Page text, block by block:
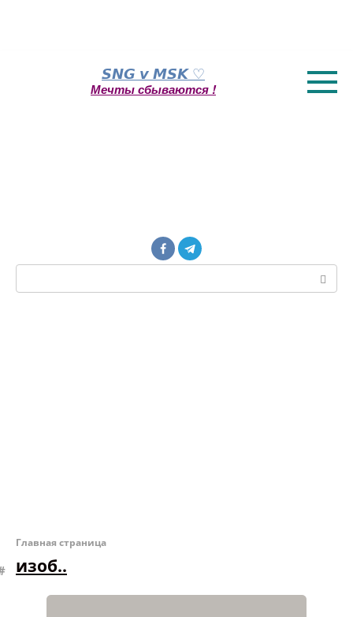
𝙎𝙉𝙂 𝙫 𝙈𝙎𝙆 ♡
Мечты сбываются !
Поиск:
Главная страница
изоб..